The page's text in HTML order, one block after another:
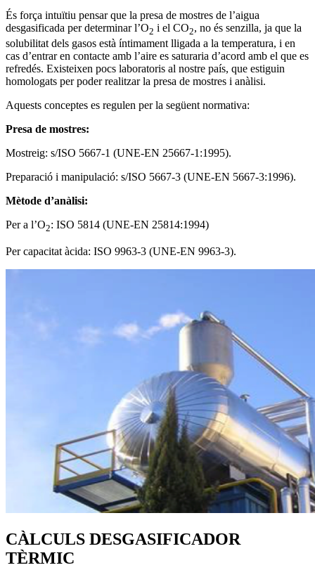
És força intuïtiu pensar que la presa de mostres de l’aigua
desgasificada per determinar l’O2 i el CO2, no és senzilla, ja que la
solubilitat dels gasos està íntimament lligada a la temperatura, i en
cas d’entrar en contacte amb l’aire es saturaria d’acord amb el que es
refredés. Existeixen pocs laboratoris al nostre país, que estiguin
homologats per poder realitzar la presa de mostres i anàlisi.
Aquests conceptes es regulen per la següent normativa:
Presa de mostres:
Mostreig: s/ISO 5667-1 (UNE-EN 25667-1:1995).
Preparació i manipulació: s/ISO 5667-3 (UNE-EN 5667-3:1996).
Mètode d’anàlisi:
Per a l’O2: ISO 5814 (UNE-EN 25814:1994)
Per capacitat àcida: ISO 9963-3 (UNE-EN 9963-3).
CÀLCULS DESGASIFICADOR
TÈRMIC